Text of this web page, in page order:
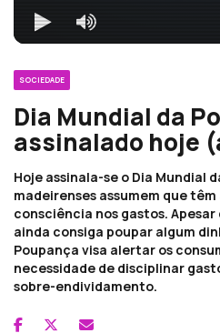
SOCIEDADE
Dia Mundial da
assinalado hoje
Hoje assinala-se o Dia Mundial
madeirenses assumem que
consciência nos gastos.
ainda consiga poupar algum
Poupança visa alertar os
necessidade de disciplinar
sobre-endividamento.